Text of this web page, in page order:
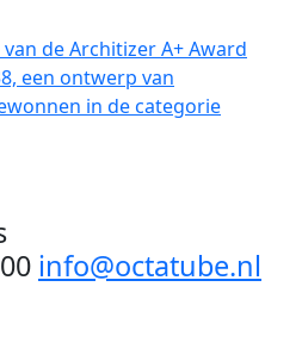
de Architizer A+ Award
een ontwerp van
in de categorie
info@octatube.nl